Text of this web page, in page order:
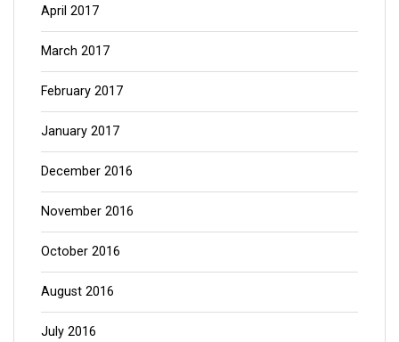
April 2017
March 2017
February 2017
January 2017
December 2016
November 2016
October 2016
August 2016
July 2016